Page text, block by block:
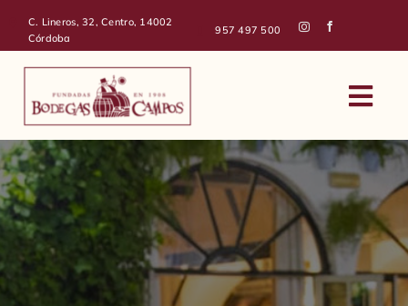
content
957 497 500
C. Lineros, 32, Centro, 14002
Córdoba
Bodegas Campos
Celebra
Reserva Restaurante